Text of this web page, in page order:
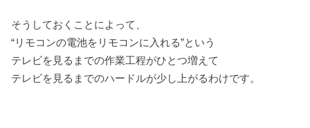
そうしておくことによって、
“リモコンの電池をリモコンに入れる”という
テレビを見るまでの作業工程がひとつ増えて
テレビを見るまでのハードルが少し上がるわけです。